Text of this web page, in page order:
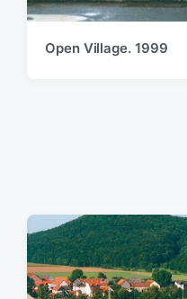
Open Village. 1999